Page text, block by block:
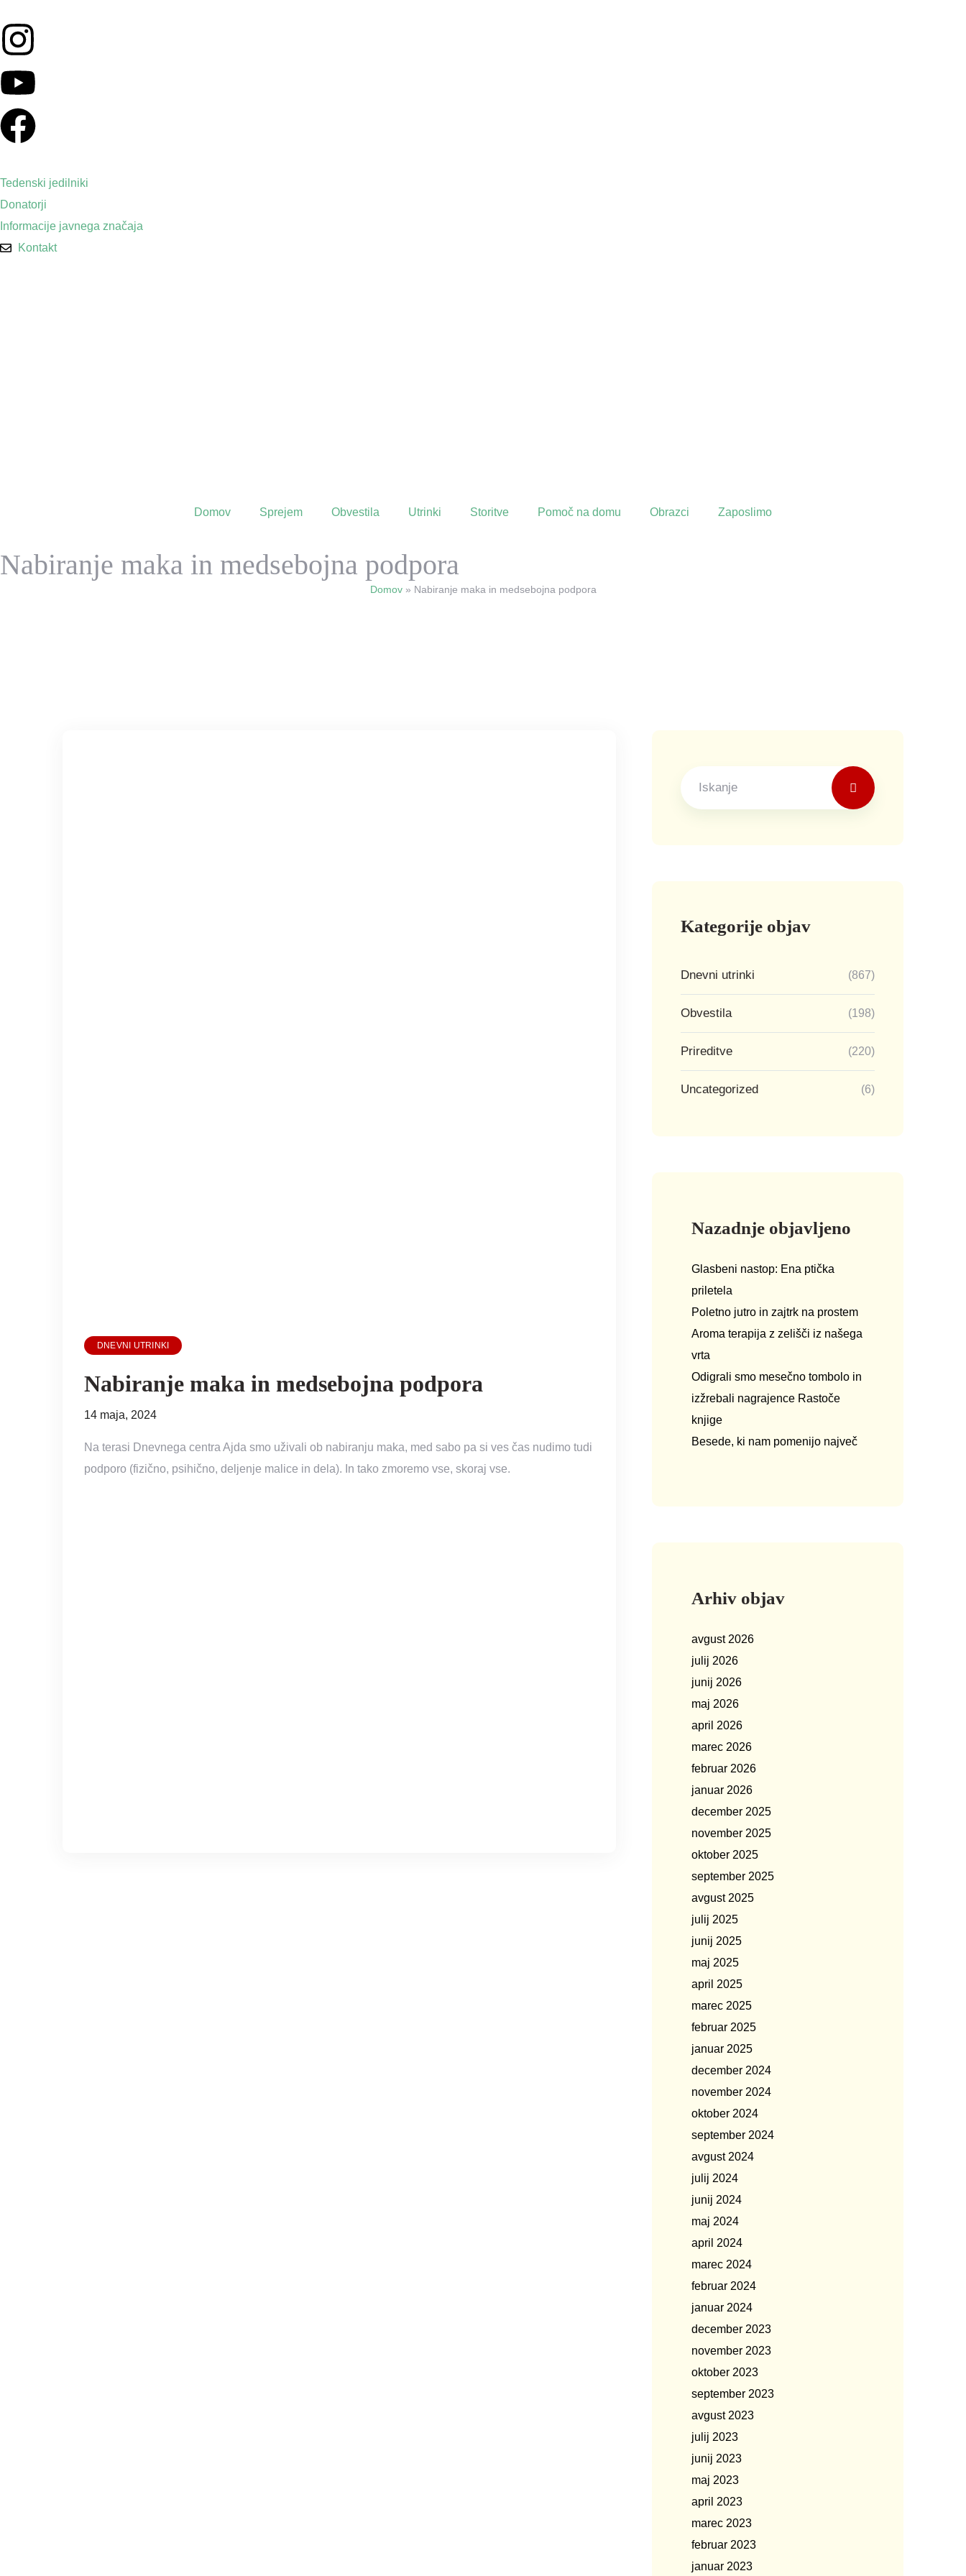
Tedenski jedilniki
Donatorji
Informacije javnega značaja
Kontakt
Domov Sprejem Obvestila Utrinki Storitve Pomoč na domu Obrazci Zaposlimo
Nabiranje maka in medsebojna podpora
Domov» Nabiranje maka in medsebojna podpora
DNEVNI UTRINKI
Nabiranje maka in medsebojna podpora
14 maja, 2024
Na terasi Dnevnega centra Ajda smo uživali ob nabiranju maka, med sabo pa si ves čas nudimo tudi
podporo (fizično, psihično, deljenje malice in dela). In tako zmoremo vse, skoraj vse.
Kategorije objav
Dnevni utrinki (867)
Obvestila (198)
Prireditve (220)
Uncategorized (6)
Nazadnje objavljeno
Glasbeni nastop: Ena ptička
priletela
Poletno jutro in zajtrk na prostem
Aroma terapija z zelišči iz našega
vrta
Odigrali smo mesečno tombolo in
izžrebali nagrajence Rastoče
knjige
Besede, ki nam pomenijo največ
Arhiv objav
avgust 2026
julij 2026
junij 2026
maj 2026
april 2026
marec 2026
februar 2026
januar 2026
december 2025
november 2025
oktober 2025
september 2025
avgust 2025
julij 2025
junij 2025
maj 2025
april 2025
marec 2025
februar 2025
januar 2025
december 2024
november 2024
oktober 2024
september 2024
avgust 2024
julij 2024
junij 2024
maj 2024
april 2024
marec 2024
februar 2024
januar 2024
december 2023
november 2023
oktober 2023
september 2023
avgust 2023
julij 2023
junij 2023
maj 2023
april 2023
marec 2023
februar 2023
januar 2023